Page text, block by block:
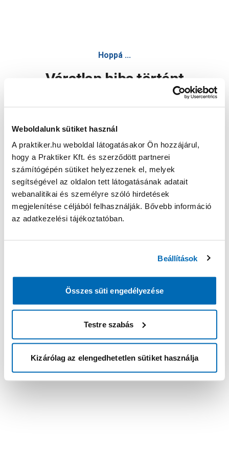
Weboldalunk sütiket használ
A praktiker.hu weboldal látogatásakor Ön hozzájárul,
hogy a Praktiker Kft. és szerződött partnerei
számítógépén sütiket helyezzenek el, melyek
segítségével az oldalon tett látogatásának adatait
webanalitikai és személyre szóló hirdetések
megjelenítése céljából felhasználják. Bővebb információ
az adatkezelési tájékoztatóban.
Beállítások
Összes süti engedélyezése
Testre szabás
Kizárólag az elengedhetetlen sütiket használja
Hoppá ...
Váratlan hiba történt
Oldal újratöltése